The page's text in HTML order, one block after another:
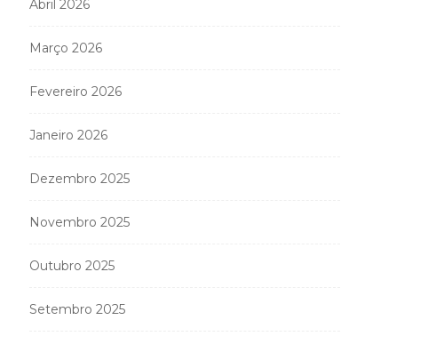
Abril 2026
Março 2026
Fevereiro 2026
Janeiro 2026
Dezembro 2025
Novembro 2025
Outubro 2025
Setembro 2025